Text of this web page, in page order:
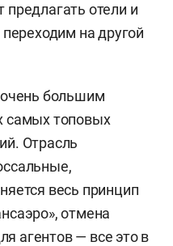
отели и
на другой
очень большим
самых топовых
Отрасль
весь принцип
отмена
агентов — все это в